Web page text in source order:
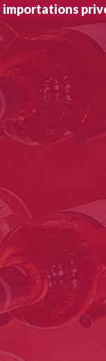
importations